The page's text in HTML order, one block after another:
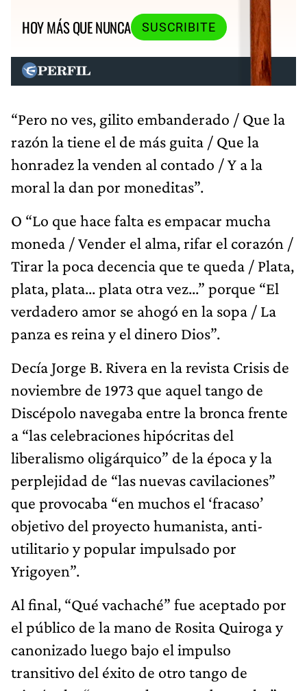
HOY MÁS QUE NUNCA
SUSCRIBITE
“Pero no ves, gilito embanderado / Que la
razón la tiene el de más guita / Que la
honradez la venden al contado / Y a la
moral la dan por moneditas”.
O “Lo que hace falta es empacar mucha
moneda / Vender el alma, rifar el corazón /
Tirar la poca decencia que te queda / Plata,
plata, plata... plata otra vez...” porque “El
verdadero amor se ahogó en la sopa / La
panza es reina y el dinero Dios”.
Decía Jorge B. Rivera en la revista Crisis de
noviembre de 1973 que aquel tango de
Discépolo navegaba entre la bronca frente
a “las celebraciones hipócritas del
liberalismo oligárquico” de la época y la
perplejidad de “las nuevas cavilaciones”
que provocaba “en muchos el ‘fracaso’
objetivo del proyecto humanista, anti-
utilitario y popular impulsado por
Yrigoyen”.
Al final, “Qué vachaché” fue aceptado por
el público de la mano de Rosita Quiroga y
canonizado luego bajo el impulso
transitivo del éxito de otro tango de